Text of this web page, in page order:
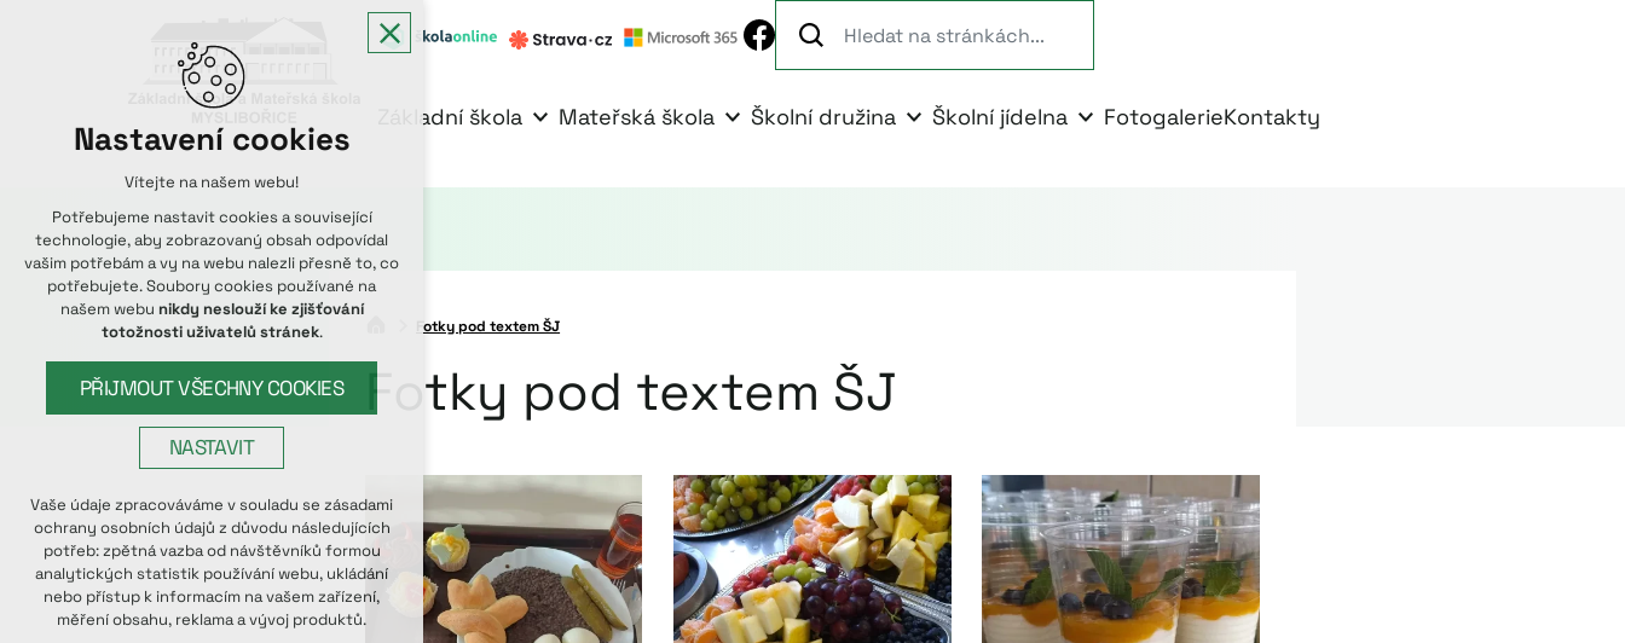
Základní škola Mateřská škola Školní družina Školní jídelna FotogalerieKontakty
Fotky pod textem ŠJ
Fotky pod textem ŠJ
Nastavení cookies
Vítejte na našem webu!
Potřebujeme nastavit cookies a související
technologie, aby zobrazovaný obsah odpovídal
vašim potřebám a vy na webu nalezli přesně to, co
potřebujete. Soubory cookies používané na
našem webu nikdy neslouží ke zjišťování
totožnosti uživatelů stránek.
PŘIJMOUT VŠECHNY COOKIES
NASTAVIT
Technická cookies
nutná pro provozování webu
udržení kontextu stránek (session):
případná přihlášení, volby jazyka, apod.
Volitelná cookies
Vaše údaje zpracováváme v souladu se zásadami
ochrany osobních údajů z důvodu následujících
potřeb: zpětná vazba od návštěvníků formou
analytických statistik používání webu, ukládání
nebo přístup k informacím na vašem zařízení,
měření obsahu, reklama a vývoj produktů.